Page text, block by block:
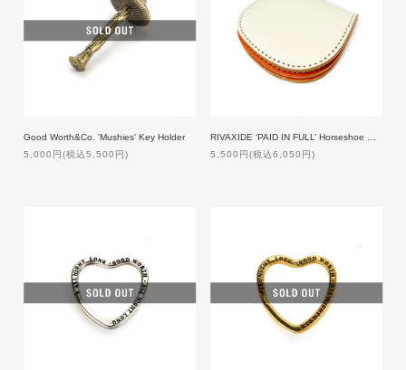
Good Worth&Co. 'Mushies' Key Holder
5,000円(税込5,500円)
5,500円(税込6,050円)